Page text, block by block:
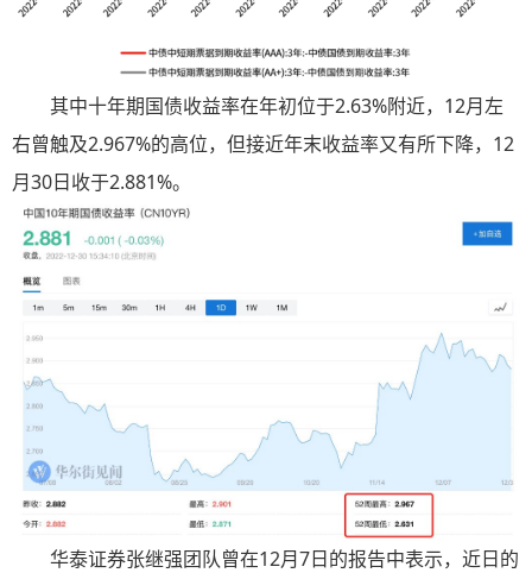
其中十年期国债收益率在年初位于2.63%附近，12月左
右曾触及2.967%的高位，但接近年末收益率又有所下降，12
月30日收于2.881%。
华泰证券张继强团队曾在12月7日的报告中表示， 近日的